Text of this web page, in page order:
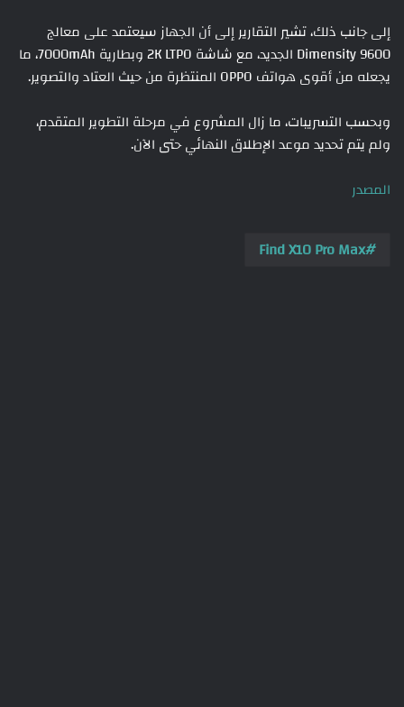
إلى جانب ذلك، تشير التقارير إلى أن الجهاز سيعتمد على معالج
Dimensity 9600 الجديد، مع شاشة 2K LTPO وبطارية 7000mAh، ما
يجعله من أقوى هواتف OPPO المنتظرة من حيث العتاد والتصوير.
وبحسب التسريبات، ما زال المشروع في مرحلة التطوير المتقدم،
ولم يتم تحديد موعد الإطلاق النهائي حتى الآن.
المصدر
Find X10 Pro Max